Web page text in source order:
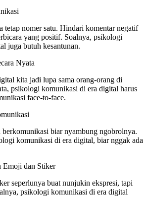
tetap nomer satu. Hindari komentar negatif
yang positif. Soalnya, psikologi
juga butuh kesantunan.
Nyata
kita jadi lupa sama orang-orang di
psikologi komunikasi di era digital harus
face-to-face.
berkomunikasi biar nyambung ngobrolnya.
komunikasi di era digital, biar nggak ada
Emoji dan Stiker
seperlunya buat nunjukin ekspresi, tapi
psikologi komunikasi di era digital